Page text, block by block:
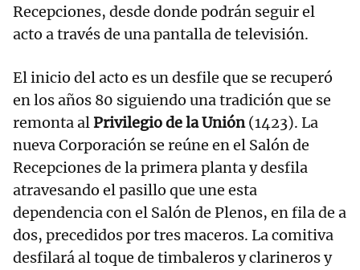
Recepciones, desde donde podrán seguir el
acto a través de una pantalla de televisión.
El inicio del acto es un desfile que se recuperó
en los años 80 siguiendo una tradición que se
remonta alPrivilegio de la Unión(1423). La
nueva Corporación se reúne en el Salón de
Recepciones de la primera planta y desfila
atravesando el pasillo que une esta
dependencia con el Salón de Plenos, en fila de a
dos, precedidos por tres maceros. La comitiva
desfilará al toque de timbaleros y clarineros y